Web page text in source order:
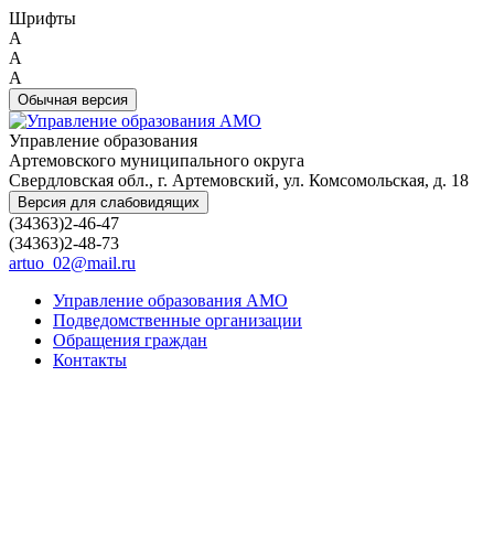
Шрифты
A
A
A
Обычная версия
Управление образования
Артемовского муниципального округа
Свердловская обл., г. Артемовский, ул. Комсомольская, д. 18
Версия для слабовидящих
(34363)2-46-47
(34363)2-48-73
artuo_02@mail.ru
Управление образования АМО
Подведомственные организации
Обращения граждан
Контакты